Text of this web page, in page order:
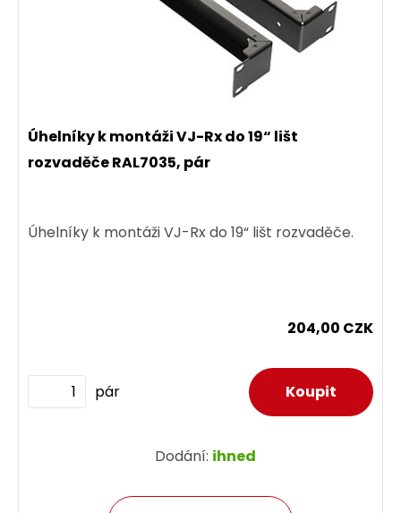
Úhelníky k montáži VJ-Rx do 19“ lišt
rozvaděče RAL7035, pár
Úhelníky k montáži VJ-Rx do 19“ lišt rozvaděče.
204,00 CZK
pár
Dodání: ihned